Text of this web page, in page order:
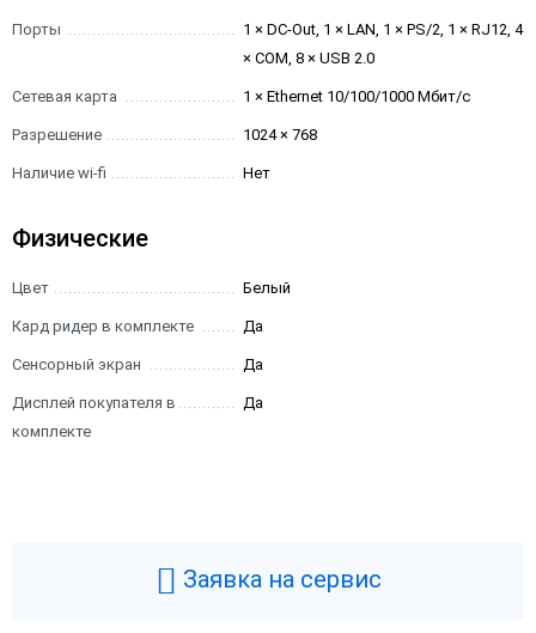
Порты
1 × DC-Out, 1 × LAN, 1 × PS/2, 1 × RJ12, 4
× COM, 8 × USB 2.0
Сетевая карта 1 × Ethernet 10/100/1000 Мбит/с
Разрешение 1024 × 768
Наличие wi-fi Нет
Физические
Цвет Белый
Кард ридер в комплекте Да
Сенсорный экран Да
Дисплей покупателя в
комплекте
Да
Заявка на сервис